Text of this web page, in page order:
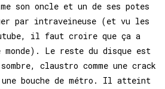
son oncle et un de ses potes
par intraveineuse (et vu les
il faut croire que ça a
monde). Le reste du disque est
claustro comme une crack
une bouche de métro. Il atteint